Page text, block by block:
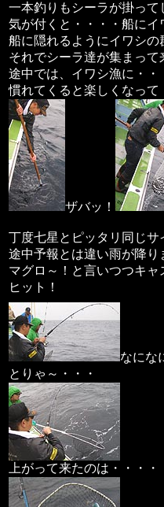
一本釣りもシーラが掛っ
気が付くと・・・・船に
船に隠れるようにイワシの
それでシーラ達が集まって
途中では、イワシ漁に・・
慣れてくると楽しくなって
ザバッ！
丁度七星とピッタリ同じ
途中予報とは違い雨が降
マグロ～！と言いつつキャ
ヒット！
なにな
とりゃ～・・・
上がって来たのは・・・・